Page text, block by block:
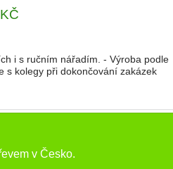
i s ručním nářadím. - Výroba podle
s kolegy při dokončování zakázek
v Česko.